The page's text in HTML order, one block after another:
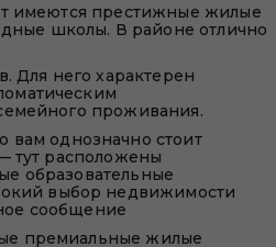
имеются престижные жилые
школы. В районе отлично
Для него характерен
проживания.
вам однозначно стоит
тут расположены
образовательные
выбор недвижимости
сообщение
премиальные жилые